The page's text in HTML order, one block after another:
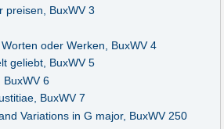
preisen, BuxWV 3
oder Werken, BuxWV 4
geliebt, BuxWV 5
BuxWV 6
BuxWV 7
Variations in G major, BuxWV 250